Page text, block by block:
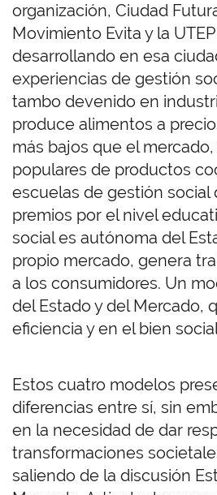
organización, Ciudad
Movimiento Evita y la
desarrollando en esa
experiencias de gestión
tambo devenido en
produce alimentos a
más bajos que el
populares de productos
escuelas de gestión social
premios por el nivel
social es autónoma del
propio mercado, genera
a los consumidores. Un
del Estado y del Mercado,
eficiencia y en el bien
Estos cuatro modelos
diferencias entre sí, sin
en la necesidad de dar
transformaciones
saliendo de la discusión